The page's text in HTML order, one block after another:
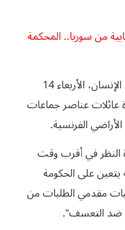
من سوريا.. المحكمة
أدانت المحكمة الأوروبية لحقوق الإنسان، الأربعاء 14
عائلات عناصر جماعات
الفرنسية.
النظر في أقرب وقت
على الحكومة
مقدمي الطلبات من
ضد التعسف”.